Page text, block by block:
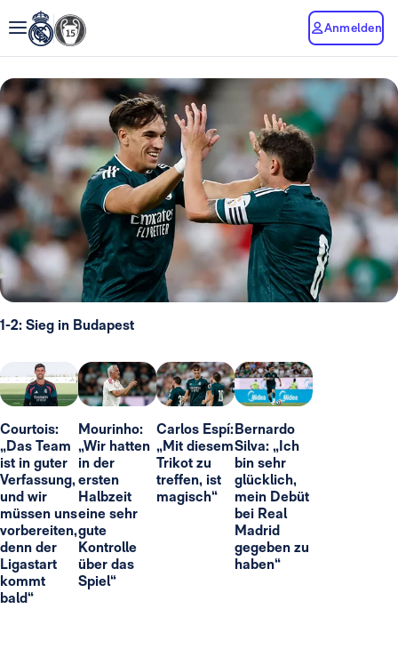
Anmelden
1-2: Sieg in Budapest
Courtois:
„Das Team
ist in guter
Verfassung,
und wir
müssen uns
vorbereiten,
denn der
Ligastart
kommt
bald“
Mourinho:
„Wir hatten
in der
ersten
Halbzeit
eine sehr
gute
Kontrolle
über das
Spiel“
Carlos Espí:
„Mit diesem
Trikot zu
treffen, ist
magisch“
Bernardo
Silva: „Ich
bin sehr
glücklich,
mein Debüt
bei Real
Madrid
gegeben zu
haben“